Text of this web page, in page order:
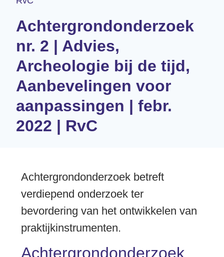
Achtergrondonderzoek
nr. 2 | Advies,
Archeologie bij de tijd,
Aanbevelingen voor
aanpassingen | febr.
2022 | RvC
Achtergrondonderzoek betreft
verdiepend onderzoek ter
bevordering van het ontwikkelen van
praktijkinstrumenten.
Achtergrondonderzoek